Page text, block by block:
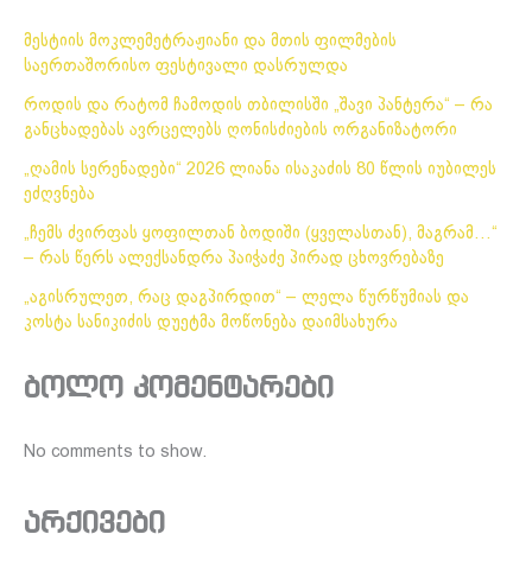
მესტიის მოკლემეტრაჟიანი და მთის ფილმების
საერთაშორისო ფესტივალი დასრულდა
როდის და რატომ ჩამოდის თბილისში „შავი პანტერა“ – რა
განცხადებას ავრცელებს ღონისძიების ორგანიზატორი
„ღამის სერენადები“ 2026 ლიანა ისაკაძის 80 წლის იუბილეს
ეძღვნება
„ჩემს ძვირფას ყოფილთან ბოდიში (ყველასთან), მაგრამ…“
– რას წერს ალექსანდრა პაიჭაძე პირად ცხოვრებაზე
„აგისრულეთ, რაც დაგპირდით“ – ლელა წურწუმიას და
კოსტა სანიკიძის დუეტმა მოწონება დაიმსახურა
ბოლო კომენტარები
No comments to show.
არქივები